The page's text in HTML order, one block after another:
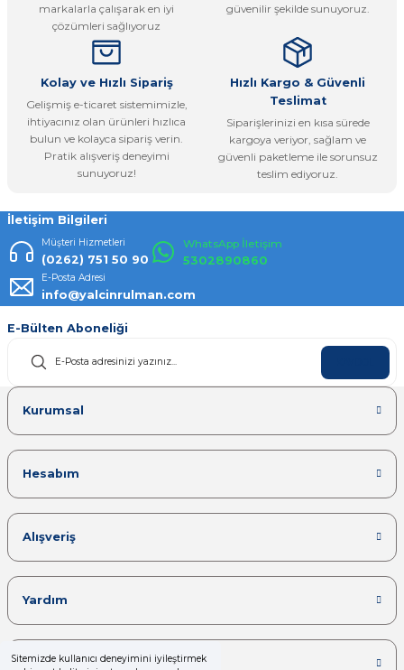
Sitemizde kullanıcı deneyimini iyileştirmek
Ürün fiyatı diğer sitelerden daha pahalı.
Bu ürüne benzer farklı alternatifler olmalı.
Gönder
markalarla çalışarak en iyi
çözümleri sağlıyoruz
güvenilir şekilde sunuyoruz.
Kolay ve Hızlı Sipariş
Gelişmiş e-ticaret sistemimizle,
ihtiyacınız olan ürünleri hızlıca
bulun ve kolayca sipariş verin.
Pratik alışveriş deneyimi
sunuyoruz!
Hızlı Kargo & Güvenli
Teslimat
Siparişlerinizi en kısa sürede
kargoya veriyor, sağlam ve
güvenli paketleme ile sorunsuz
teslim ediyoruz.
İletişim Bilgileri
Müşteri Hizmetleri
(0262) 751 50 90
WhatsApp İletişim
5302890860
E-Posta Adresi
info@yalcinrulman.com
E-Bülten Aboneliği
Kurumsal
Hesabım
Alışveriş
Yardım
Kategoriler